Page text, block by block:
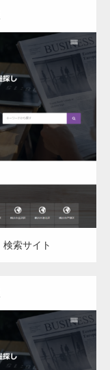
検索サイト